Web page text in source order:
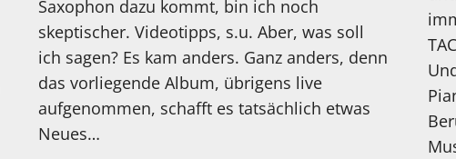
Saxophon dazu kommt, bin ich noch
skeptischer. Videotipps, s.u. Aber, was soll
ich sagen? Es kam anders. Ganz anders, denn
das vorliegende Album, übrigens live
aufgenommen, schafft es tatsächlich etwas
Neues…